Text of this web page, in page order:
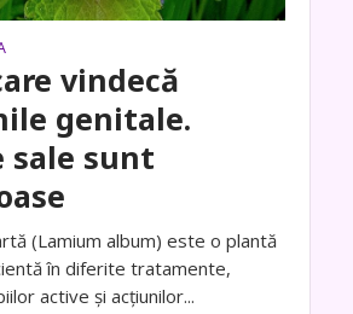
vindecă
genitale.
sale sunt
(Lamium album) este o plantă
în diferite tratamente,
active și acțiunilor...